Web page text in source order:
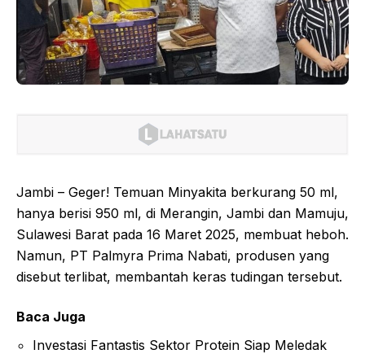
Jambi – Geger! Temuan Minyakita berkurang 50 ml,
hanya berisi 950 ml, di Merangin, Jambi dan Mamuju,
Sulawesi Barat pada 16 Maret 2025, membuat heboh.
Namun, PT Palmyra Prima Nabati, produsen yang
disebut terlibat, membantah keras tudingan tersebut.
Baca Juga
Investasi Fantastis Sektor Protein Siap Meledak